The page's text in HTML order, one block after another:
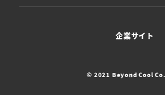
企業サイト
© 2021 Beyond Cool